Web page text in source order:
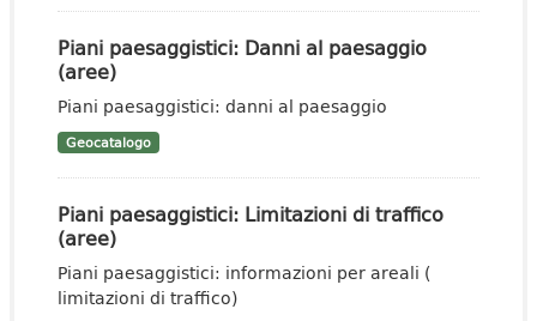
Piani paesaggistici: Danni al paesaggio
(aree)
Piani paesaggistici: danni al paesaggio
Geocatalogo
Piani paesaggistici: Limitazioni di traffico
(aree)
Piani paesaggistici: informazioni per areali (
limitazioni di traffico)